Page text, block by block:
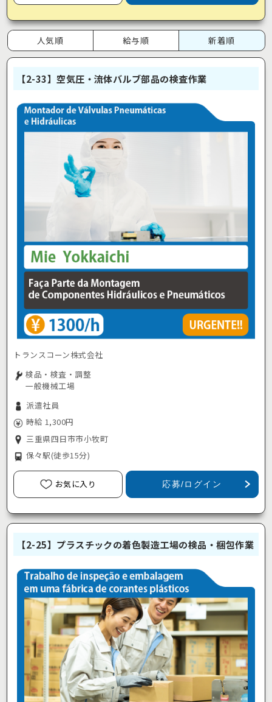
人気順 給与順 新着順
【2-33】空気圧・流体バルブ部品の検査作業
トランスコーン株式会社
検品・検査・調整
一般機械工場
派遣社員
時給 1,300円
三重県四日市市小牧町
保々駅(徒歩15分)
お気に入り 応募/ログイン
【2-25】プラスチックの着色製造工場の検品・梱包作業